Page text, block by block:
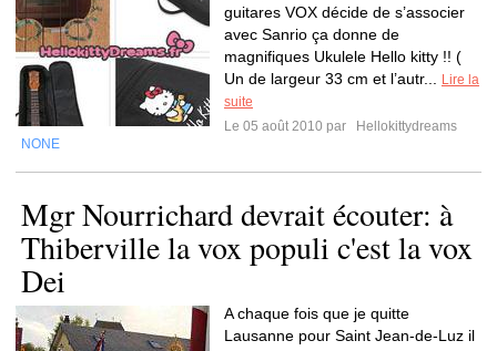
guitares VOX décide de s’associer
avec Sanrio ça donne de
magnifiques Ukulele Hello kitty !! (
Un de largeur 33 cm et l’autr...
Lire la
suite
Le 05 août 2010 par
Hellokittydreams
NONE
Mgr Nourrichard devrait écouter: à
Thiberville la vox populi c'est la vox
Dei
A chaque fois que je quitte
Lausanne pour Saint Jean-de-Luz il